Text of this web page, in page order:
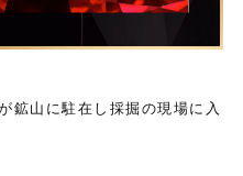
鉱山に駐在し採掘の現場に入